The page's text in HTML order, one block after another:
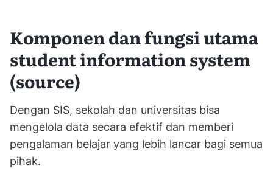
Komponen dan fungsi utama
student information system
(source)
Dengan SIS, sekolah dan universitas bisa
mengelola data secara efektif dan memberi
pengalaman belajar yang lebih lancar bagi semua
pihak.